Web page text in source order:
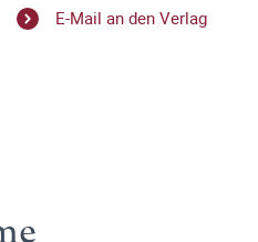
E-Mail an den Verlag